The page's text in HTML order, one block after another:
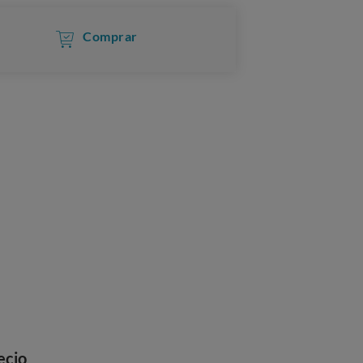
Comprar